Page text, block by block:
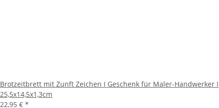
Brotzeitbrett mit Zunft Zeichen I Geschenk für Maler-Handwerker I
25,5x14,5x1,3cm
22,95 € *